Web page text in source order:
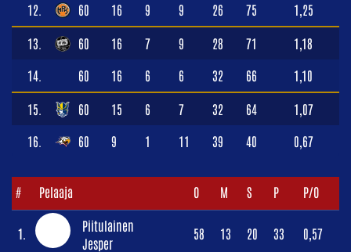
12. 60 16 9 9 26 75 1,25
13. 60 16 7 9 28 71 1,18
14. 60 16 6 6 32 66 1,10
15. 60 15 6 7 32 64 1,07
16. 60 9 1 11 39 40 0,67
# Pelaaja O M S P P/O
1.
Piitulainen
Jesper
58 13 20 33 0,57